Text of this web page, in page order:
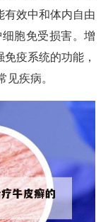
有效中和体内自由
胞免受损害。增
疫系统的功能，
见疾病。